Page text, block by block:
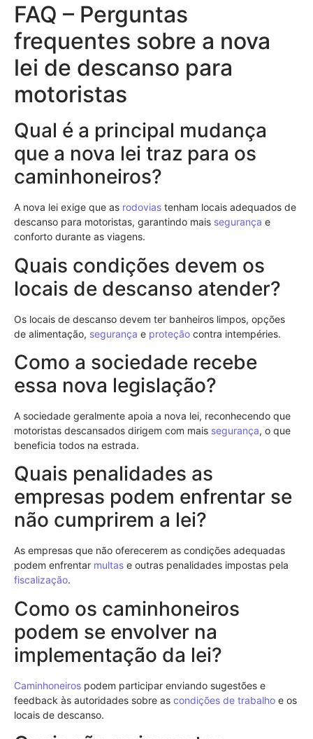
FAQ – Perguntas
frequentes sobre a nova
lei de descanso para
motoristas
Qual é a principal mudança
que a nova lei traz para os
caminhoneiros?
A nova lei exige que as rodovias tenham locais adequados de
descanso para motoristas, garantindo mais segurança e
conforto durante as viagens.
Quais condições devem os
locais de descanso atender?
Os locais de descanso devem ter banheiros limpos, opções
de alimentação, segurança e proteção contra intempéries.
Como a sociedade recebe
essa nova legislação?
A sociedade geralmente apoia a nova lei, reconhecendo que
motoristas descansados dirigem com mais segurança, o que
beneficia todos na estrada.
Quais penalidades as
empresas podem enfrentar se
não cumprirem a lei?
As empresas que não oferecerem as condições adequadas
podem enfrentar multas e outras penalidades impostas pela
fiscalização.
Como os caminhoneiros
podem se envolver na
implementação da lei?
Caminhoneiros podem participar enviando sugestões e
feedback às autoridades sobre as condições de trabalho e os
locais de descanso.